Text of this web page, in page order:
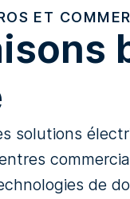
ET
solutions
de